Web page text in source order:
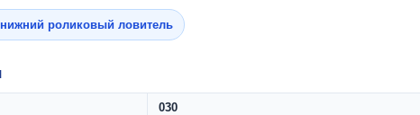
роликовый ловитель
030